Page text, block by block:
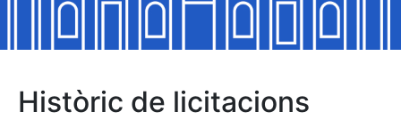
Mostra/Amaga
Mostra/Amaga
Històric de licitacions